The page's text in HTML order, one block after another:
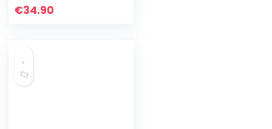
knuffeldeken…
€34.90